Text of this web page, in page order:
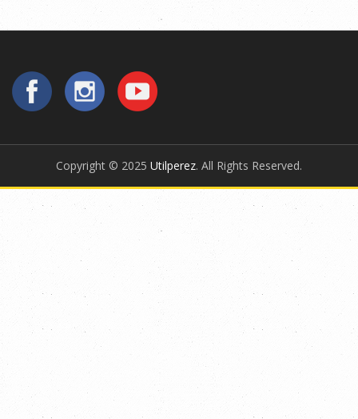
Copyright © 2025 Utilperez. All Rights Reserved.